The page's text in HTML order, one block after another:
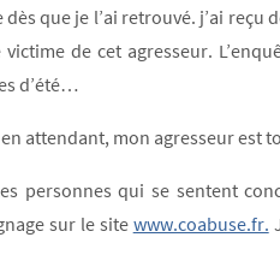
dès que je l’ai retrouvé. j’ai
de cet agresseur.
d’été…
attendant, mon agresseur est
personnes qui se sentent
sur le sitewww.coabuse.fr.